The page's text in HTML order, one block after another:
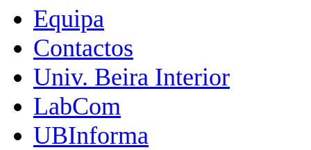
Equipa
Contactos
Univ. Beira Interior
LabCom
UBInforma